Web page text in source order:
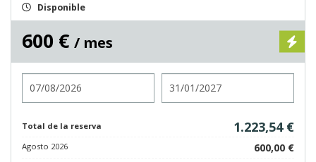
Disponible
600 € / mes
Total de la reserva 1.223,54 €
Agosto 2026 600,00 €